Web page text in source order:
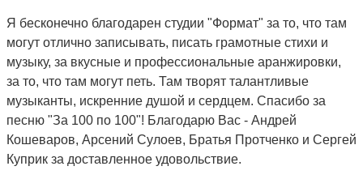
БИОГРАФИЯ
АУДИО
ВИДЕО
Я бесконечно благодарен студии "Формат" за то, что там
могут отлично записывать, писать грамотные стихи и
музыку, за вкусные и профессиональные аранжировки,
за то, что там могут петь. Там творят талантливые
музыканты, искренние душой и сердцем. Спасибо за
песню "За 100 по 100"! Благодарю Вас - Андрей
Кошеваров, Арсений Сулоев, Братья Протченко и Сергей
Куприк за доставленное удовольствие.